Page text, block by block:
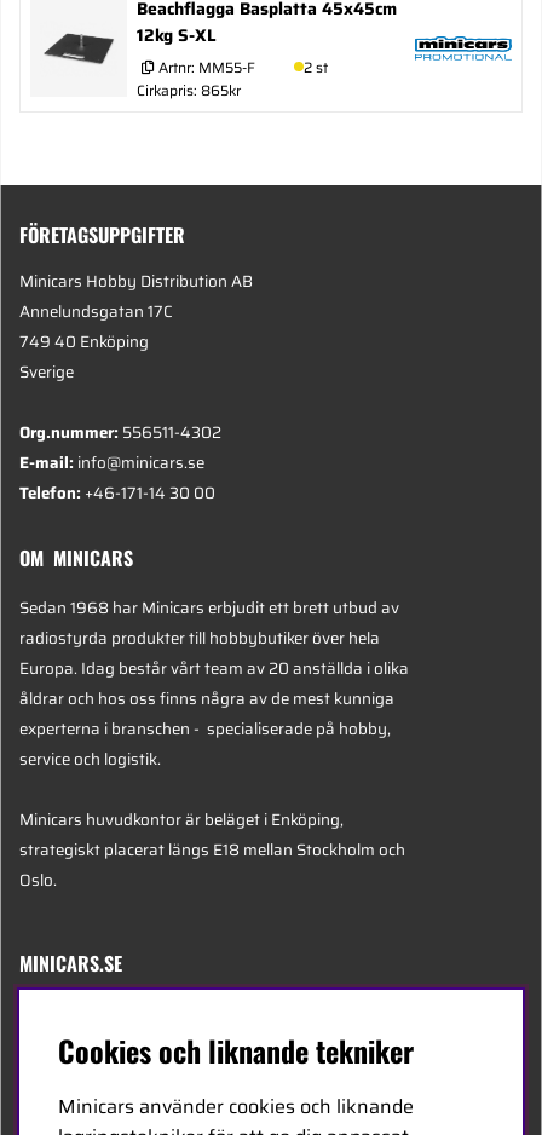
Beachflagga Basplatta 45x45cm
12kg S-XL
Artnr: MM55-F
2 st
Cirkapris: 865kr
FÖRETAGSUPPGIFTER
Minicars Hobby Distribution AB
Annelundsgatan 17C
749 40 Enköping
Sverige
Org.nummer:556511-4302
E-mail:info@minicars.se
Telefon:+46-171-14 30 00
OM MINICARS
Sedan 1968 har Minicars erbjudit ett brett utbud av
radiostyrda produkter till hobbybutiker över hela
Europa. Idag består vårt team av 20 anställda i olika
åldrar och hos oss finns några av de mest kunniga
experterna i branschen - specialiserade på hobby,
service och logistik.
Minicars huvudkontor är beläget i Enköping,
strategiskt placerat längs E18 mellan Stockholm och
Oslo.
MINICARS.SE
Bli återförsäljare
Cookies och liknande tekniker
Minicars använder cookies och liknande